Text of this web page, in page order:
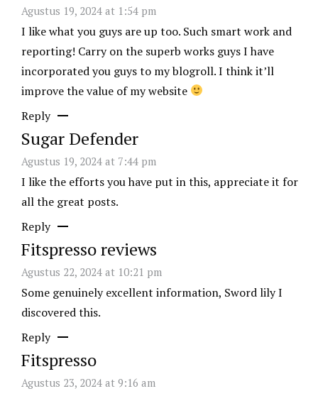
Agustus 19, 2024 at 1:54 pm
I like what you guys are up too. Such smart work and
reporting! Carry on the superb works guys I have
incorporated you guys to my blogroll. I think it’ll
improve the value of my website
Reply
Sugar Defender
Agustus 19, 2024 at 7:44 pm
I like the efforts you have put in this, appreciate it for
all the great posts.
Reply
Fitspresso reviews
Agustus 22, 2024 at 10:21 pm
Some genuinely excellent information, Sword lily I
discovered this.
Reply
Fitspresso
Agustus 23, 2024 at 9:16 am